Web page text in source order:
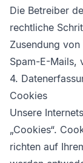
Die Betreiber
rechtliche
Zusendung
Spam-E-Mails,
4.
Cookies
Unsere
„Cookies“.
richten auf